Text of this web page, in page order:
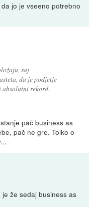
jo je vseeno potrebno
saj
da je podjetje
absolutni rekord.
pač business as
pač ne gre. Tolko o
že sedaj business as